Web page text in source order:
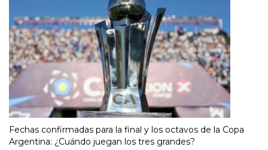
Fechas confirmadas para la final y los octavos de la Copa
Argentina: ¿Cuándo juegan los tres grandes?